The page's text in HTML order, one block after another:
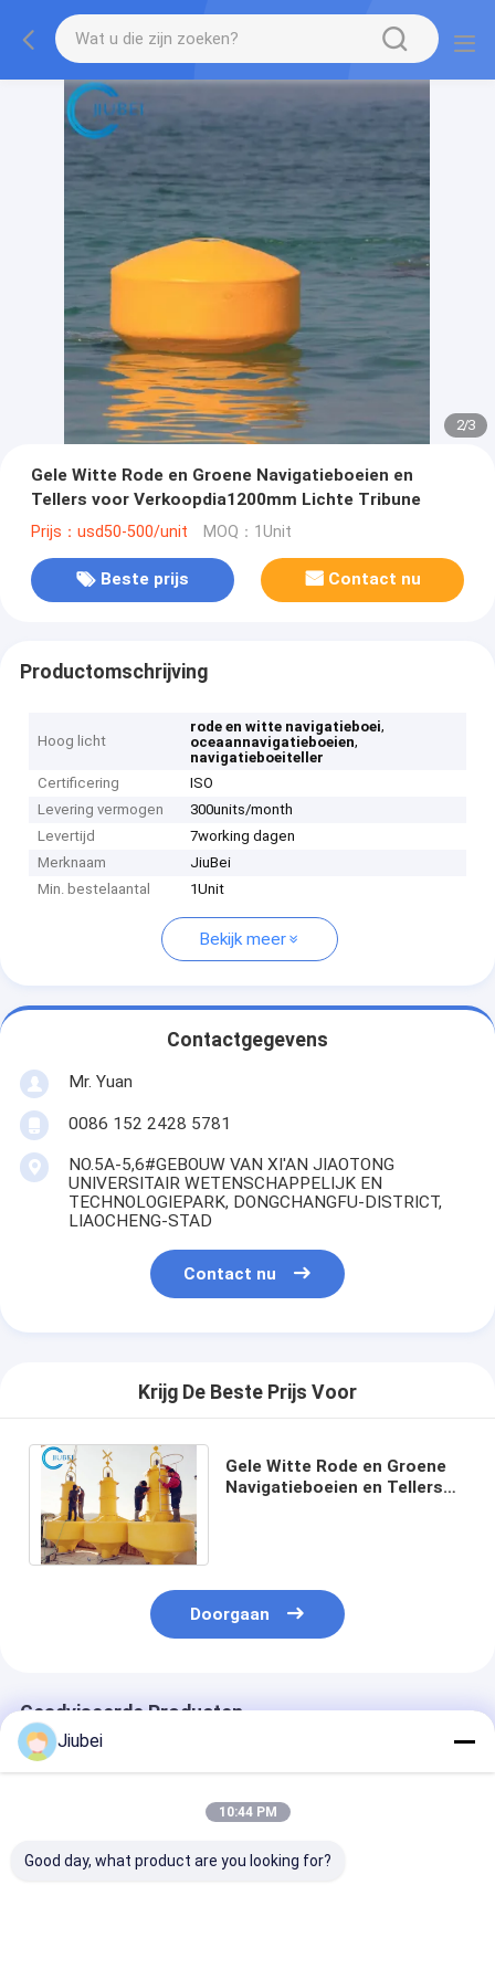
2/3
Gele Witte Rode en Groene Navigatieboeien en
Tellers voor Verkoopdia1200mm Lichte Tribune
Prijs：usd50-500/unit MOQ：1Unit
Beste prijs Contact nu
Productomschrijving
Hoog licht
rode en witte navigatieboei,
oceaannavigatieboeien,
navigatieboeiteller
Certificering
ISO
Levering vermogen
300units/month
Levertijd
7working dagen
Merknaam
JiuBei
Min. bestelaantal
1Unit
Bekijk meer
Contactgegevens
Mr. Yuan
0086 152 2428 5781
NO.5A-5,6#GEBOUW VAN XI'AN JIAOTONG
UNIVERSITAIR WETENSCHAPPELIJK EN
TECHNOLOGIEPARK, DONGCHANGFU-DISTRICT,
LIAOCHENG-STAD
Contact nu
Krijg De Beste Prijs Voor
Gele Witte Rode en Groene
Navigatieboeien en Tellers
Doorgaan
Geadviseerde Producten
Jiubei
10:44 PM
Good day, what product are you looking for?